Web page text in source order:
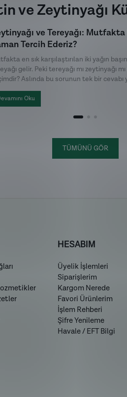
ve Zeytinyağı
ve Tereyağı:
Tercih Ederiz?
en sık karşılaştırılan iki yağın
gelir. Peki tereyağı mı zeytinyağı
Aslında bu sorunun tek bir cevabı
yemeğin türü, istenen aroma ve
yağın daha uygun olduğunu belirler.
Oku
TÜMÜNÜ GÖR
HESABIM
Üyelik İşlemleri
Siparişlerim
Kargom Nerede
Favori Ürünlerim
İşlem Rehberi
Şifre Yenileme
Havale / EFT Bilgi